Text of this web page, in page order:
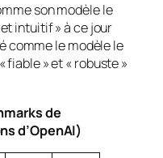
son modèle le
intuitif » à ce jour
comme le modèle le
fiable » et « robuste »
de
d’OpenAI)